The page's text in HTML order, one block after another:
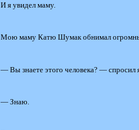
И я увидел маму.
Мою маму Катю Шумак обнимал
— Вы знаете этого человека? — спросил
— Знаю.